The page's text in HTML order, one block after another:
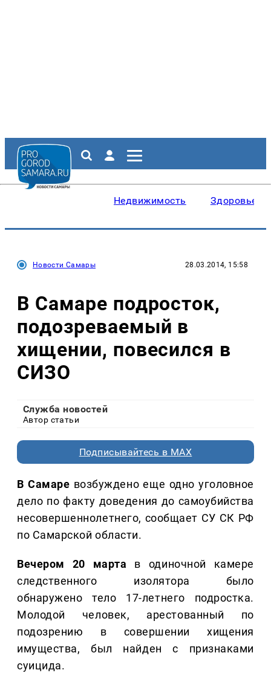
Недвижимость Здоровье
Новости Самары 28.03.2014, 15:58
В Самаре подросток,
подозреваемый в
хищении, повесился в
СИЗО
Служба новостей
Автор статьи
Подписывайтесь в MAX
В Самаре возбуждено еще одно уголовное
дело по факту доведения до самоубийства
несовершеннолетнего, сообщает СУ СК РФ
по Самарской области.
Вечером 20 марта в одиночной камере
следственного изолятора было
обнаружено тело 17-летнего подростка.
Молодой человек, арестованный по
подозрению в совершении хищения
имущества, был найден с признаками
суицида.